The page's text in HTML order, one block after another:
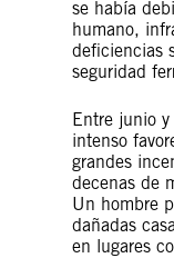
se había
humano,
deficiencias
seguridad
Entre junio
intenso
grandes
decenas de
Un hombre
dañadas
en lugares